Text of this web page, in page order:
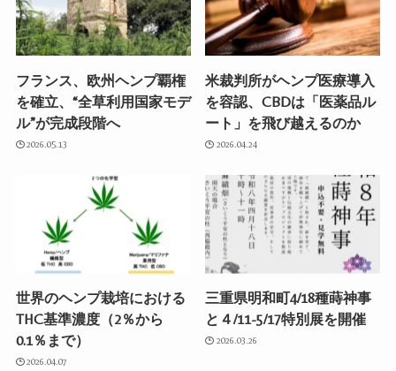
フランス、欧州ヘンプ覇権
を確立、“全草利用国家モデ
ル”が完成段階へ
2026.05.13
米裁判所がヘンプ医療導入
を容認、CBDは「医薬品ル
ート」を飛び越えるのか
2026.04.24
世界のヘンプ栽培における
THC基準濃度（2％から
0.1％まで）
2026.04.07
三重県明和町4/18種蒔神事
と４/11-5/17特別展を開催
2026.03.26